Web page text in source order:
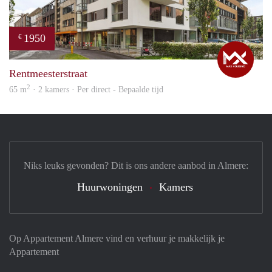
€ 1950
Max
Rentmeesterstraat
65 m2 · 2 kamers · Per direct - Bepaalde tijd
Op Appartement Almere vind en verhuur je makkelijk je
Appartement
Niks leuks gevonden? Dit is ons andere aanbod in Almere:
Huurwoningen Kamers